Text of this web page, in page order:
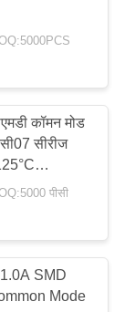
कॉमन मोड
सीरीज
इलेक्ट्रॉनिक
के लिए
पीसी
1.0A SMD
Mode